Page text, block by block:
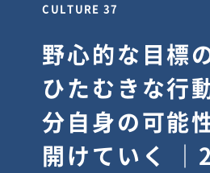
CULTURE 30
逆境では自分
スを変え“予
り、期待を超
輔塾・前編】